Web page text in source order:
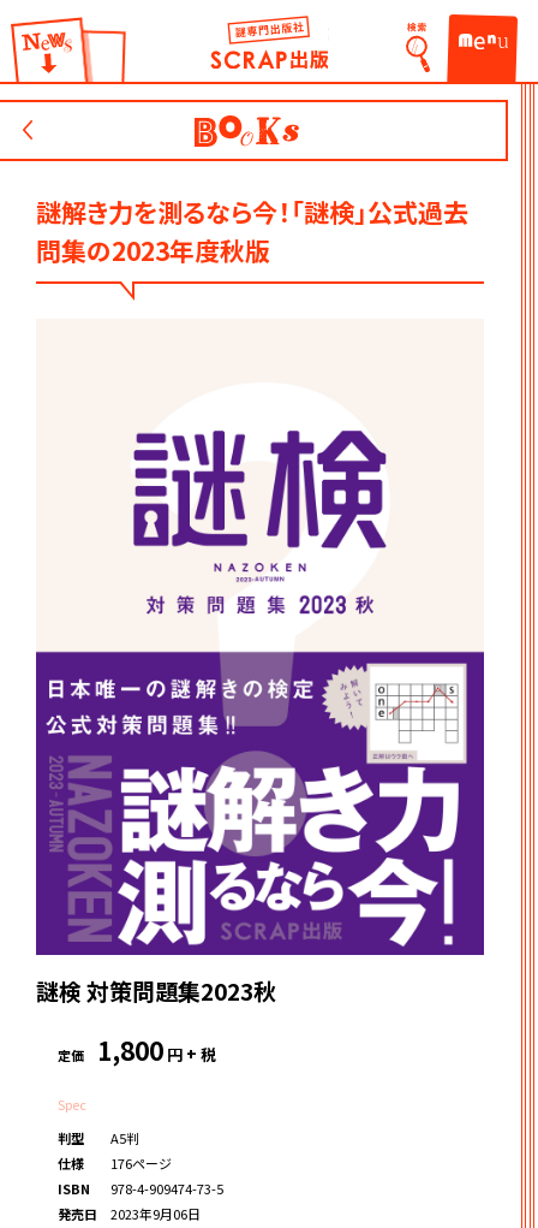
お知らせ
謎出版社 SCRAP出版
検索
謎解き力を測るなら今！「謎検」公式過去
問集の2023年度秋版
謎検 対策問題集2023秋
定価 1,800 円 + 税
Spec
判型
A5判
仕様
176ページ
ISBN
978-4-909474-73-5
発売日
2023年9月06日